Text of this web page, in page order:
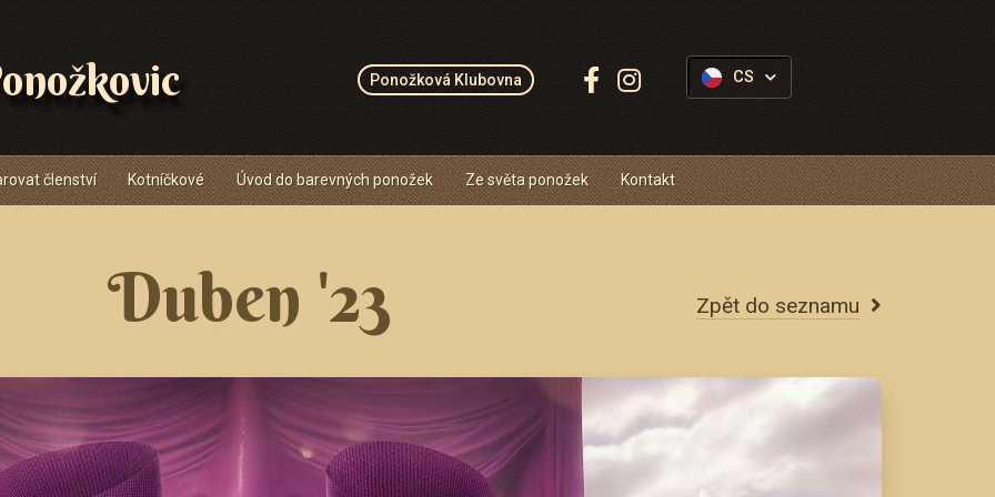
Ponožková Klubovna
Sledujte
CS
členství Kotníčkové Úvod do barevných ponožek Ze světa ponožek Kontakt
Duben '23 Zpět do seznamu